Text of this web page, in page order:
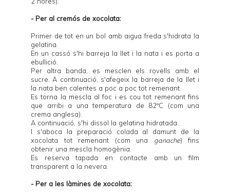
- Per al cremós de xocolata:
Primer de tot en un bol amb aigua freda s'hidrata la
gelatina.
En un cassó s'hi barreja la llet i la nata i es porta a
ebullició.
Per altra banda, es mesclen els rovells amb el
sucre. A continuació, s'afegeix la barreja de la llet i
la nata ben calentes a poc a poc tot remenant.
Es torna la mescla al foc i es cou tot remenant fins
que arribi a una temperatura de 82ºC (com una
crema anglesa).
A continuació, s'hi dissol la gelatina hidratada.
I s'aboca la preparació colada al damunt de la
xocolata tot remenant (com una ganache) fins
obtenir una mescla homogènia.
Es reserva tapada en contacte amb un film
transparent a la nevera.
- Per a les làmines de xocolata: